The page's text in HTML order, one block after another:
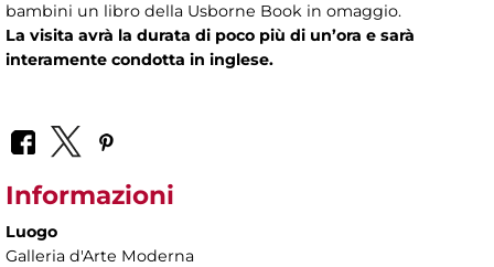
bambini un libro della Usborne Book in omaggio.
La visita avrà la durata di poco più di un’ora e sarà
interamente condotta in inglese.
Informazioni
Luogo
Galleria d'Arte Moderna